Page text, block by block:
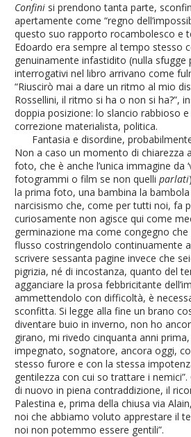
Confini si prendono tanta parte,
apertamente come “regno
questo suo rapporto rocambolesco e
Edoardo era sempre al tempo stesso
genuinamente infastidito (nulla sfugge
interrogativi nel libro arrivano come
“Riuscirò mai a dare un ritmo al mio
Rossellini, il ritmo si ha o non si ha?”,
doppia posizione: lo slancio rabbioso
correzione materialista, politica.
Fantasia e disordine,
Non a caso un momento di chiarezza
foto, che è anche l’unica immagine da
fotogrammi o film se non quelliparlati
la prima foto, una bambina la
narcisismo che, come per tutti noi, fa
curiosamente non agisce qui come
germinazione ma come congegno che
flusso costringendolo continuamente
scrivere sessanta pagine invece che
pigrizia, né di incostanza, quanto del
agganciare la prosa febbricitante
ammettendolo con difficoltà, è
sconfitta. Si legge alla fine un brano
diventare buio in inverno, non ho
girano, mi rivedo cinquanta anni
impegnato, sognatore, ancora oggi,
stesso furore e con la stessa
gentilezza con cui so trattare i
di nuovo in piena contraddizione, il
Palestina e, prima della chiusa via
noi che abbiamo voluto apprestare il
noi non potemmo essere gentili”.